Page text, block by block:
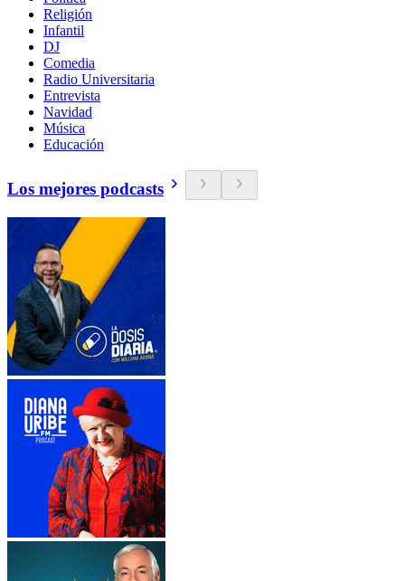
Religión
Infantil
DJ
Comedia
Radio Universitaria
Entrevista
Navidad
Música
Educación
Los mejores podcasts